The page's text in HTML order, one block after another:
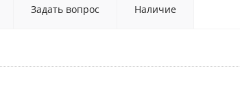
Задать вопрос Наличие